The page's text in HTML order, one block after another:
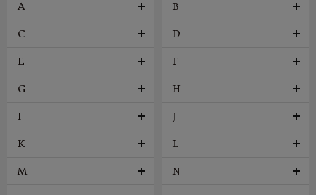
A B
C D
E F
G H
I J
K L
M N